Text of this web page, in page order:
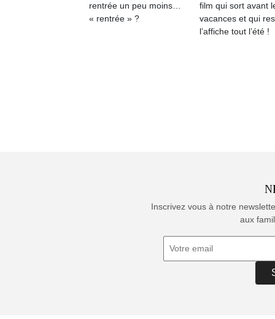
rentrée un peu moins…
« rentrée » ?
film qui sort avant
vacances et qui
l’affiche tout l’été !
Inscrivez vous à notre
aux